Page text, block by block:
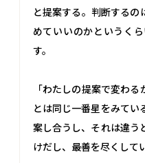
と提案する。判断する
めていいのかというく
す。
「わたしの提案で変わ
とは同じ一番星をみて
案し合うし、それは違う
けだし、最善を尽くして